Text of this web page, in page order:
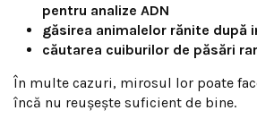
pentru analize ADN
găsirea animalelor rănite după
căutarea cuiburilor de păsări
În multe cazuri, mirosul lor poate
încă nu reușește suficient de bine.